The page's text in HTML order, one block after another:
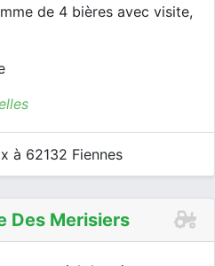
de 4 bières avec visite,
à 62132 Fiennes
Des Merisiers